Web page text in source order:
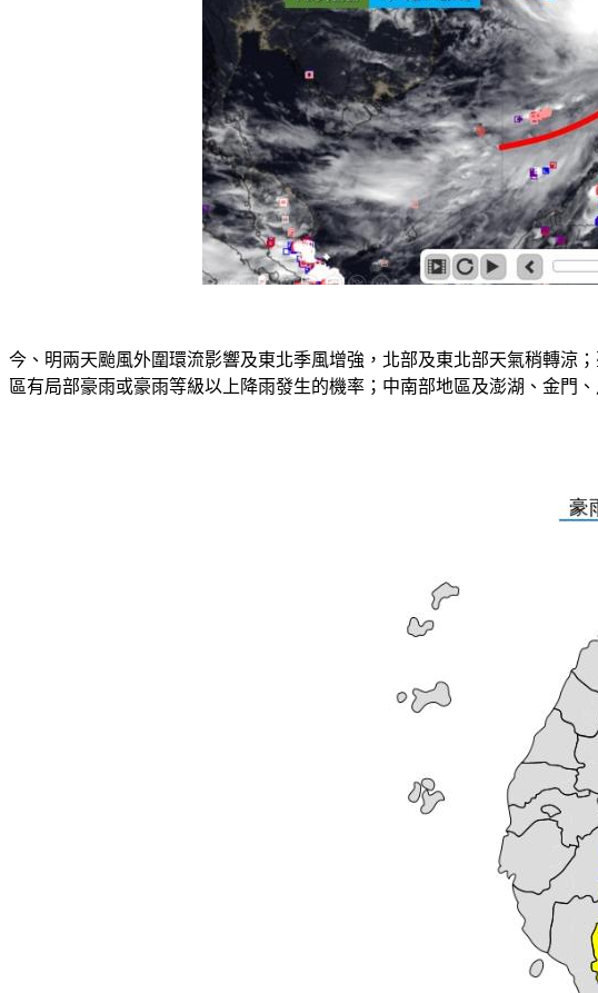
今、明兩天颱風外圍環流影響及東北季風增強，北部及東北部天氣稍轉涼
區有局部豪雨或豪雨等級以上降雨發生的機率；中南部地區及澎湖、金門